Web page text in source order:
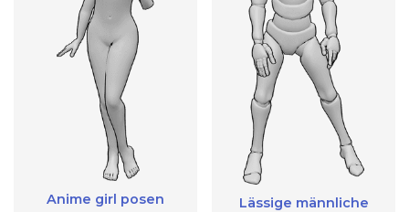
Anime girl posen
Lässige männliche